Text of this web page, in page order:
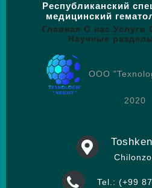
Республиканский
медицинский
Главная О нас Услуги
Научные
OOO
2020
Tel.: (+99